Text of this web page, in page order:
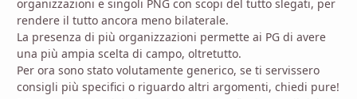
organizzazioni e singoli PNG con scopi del tutto slegati, per
rendere il tutto ancora meno bilaterale.
La presenza di più organizzazioni permette ai PG di avere
una più ampia scelta di campo, oltretutto.
Per ora sono stato volutamente generico, se ti servissero
consigli più specifici o riguardo altri argomenti, chiedi pure!